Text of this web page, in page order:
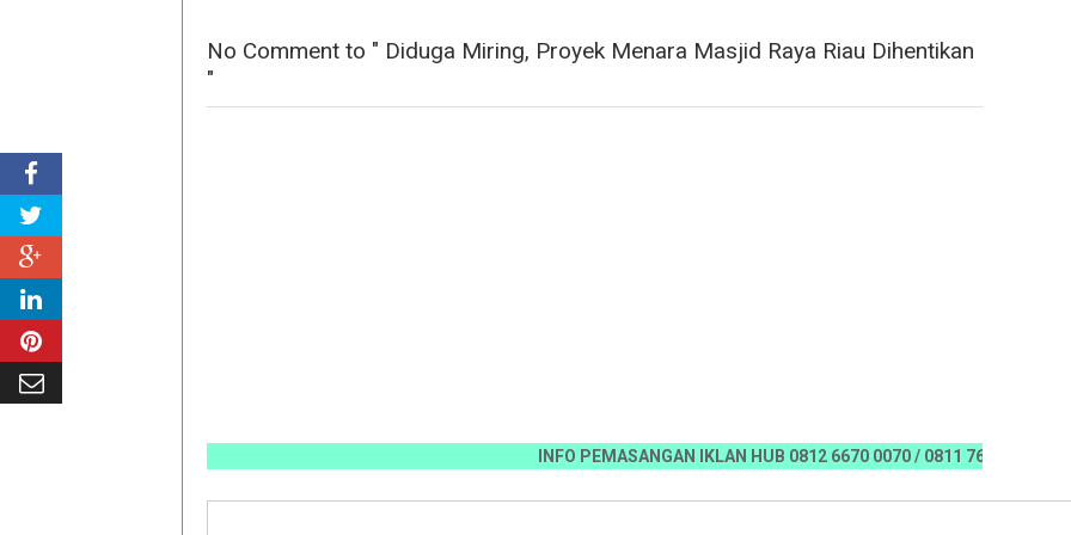
No Comment to " Diduga Miring, Proyek Menara Masjid Raya Riau Dihentikan
"
INFO PEMASANGAN IKLAN HUB 0812 6670 0070 / 0811 7673 35,